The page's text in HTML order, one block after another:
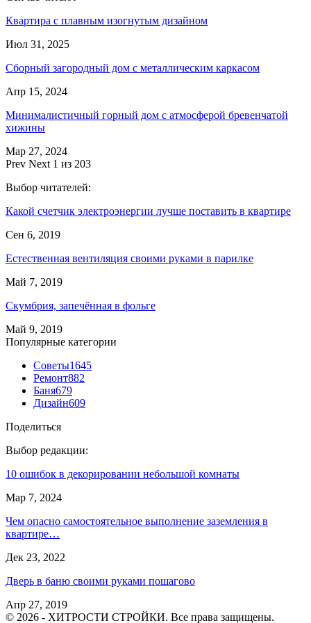
Квартира с плавным изогнутым дизайном
Июл 31, 2025
Сборный загородный дом с металлическим каркасом
Апр 15, 2024
Минималистичный горный дом с атмосферой бревенчатой
хижины
Мар 27, 2024
Prev Next 1 из 203
Выбор читателей:
Какой счетчик электроэнергии лучше поставить в квартире
Сен 6, 2019
Естественная вентиляция своими руками в парилке
Май 7, 2019
Скумбрия, запечённая в фольге
Май 9, 2019
Популярные категории
Советы1645
Ремонт882
Баня679
Дизайн609
Поделиться
Выбор редакции:
10 ошибок в декорировании небольшой комнаты
Мар 7, 2024
Чем опасно самостоятельное выполнение заземления в
квартире…
Дек 23, 2022
Дверь в баню своими руками пошагово
Апр 27, 2019
© 2026 - ХИТРОСТИ СТРОЙКИ. Все права защищены.